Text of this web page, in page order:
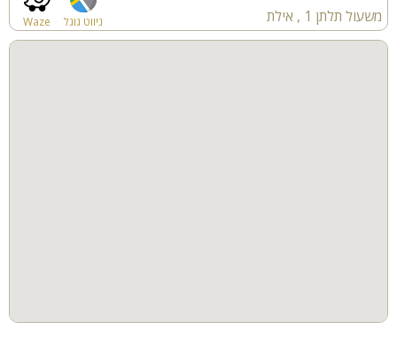
Waze ניווט גוגל משעול תלתן 1 , אילת